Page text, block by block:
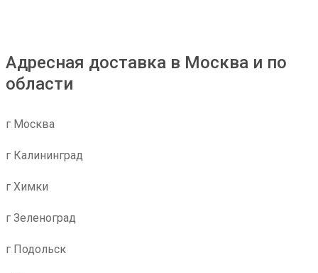
Адресная доставка в Москва и по
области
г Москва
г Калининград
г Химки
г Зеленоград
г Подольск